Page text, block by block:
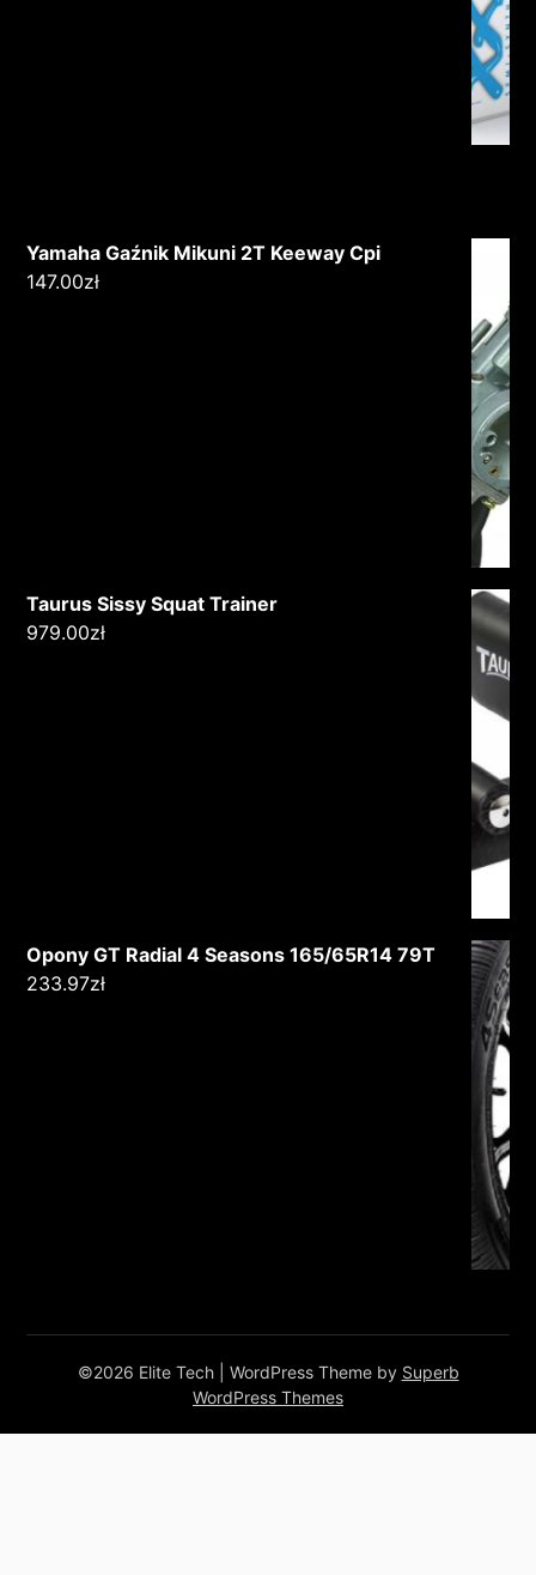
Yamaha Gaźnik Mikuni 2T Keeway Cpi
147.00zł
Taurus Sissy Squat Trainer
979.00zł
Opony GT Radial 4 Seasons 165/65R14 79T
233.97zł
©2026 Elite Tech | WordPress Theme by Superb
WordPress Themes